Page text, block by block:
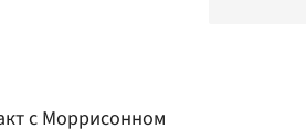
с Моррисонном